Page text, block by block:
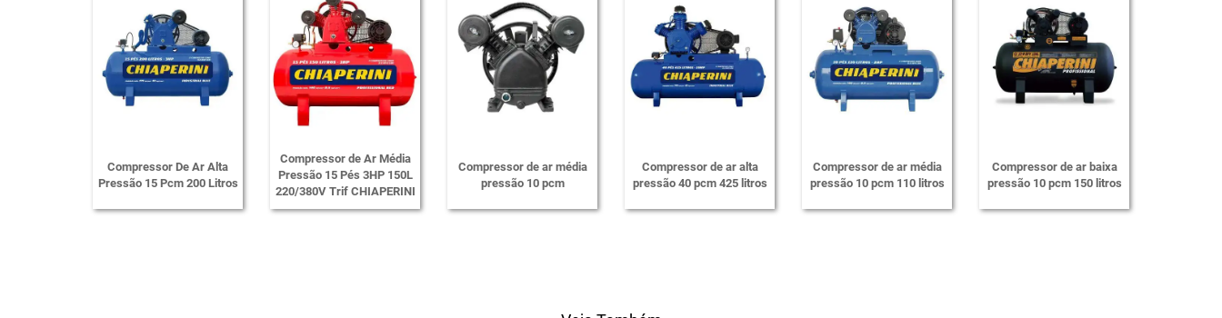
Compressor De Ar Alta
Pressão 15 Pcm 200 Litros
Compressor de Ar Média
Pressão 15 Pés 3HP 150L
220/380V Trif CHIAPERINI
Compressor de ar média
pressão 10 pcm
Compressor de ar alta
pressão 40 pcm 425 litros
Compressor de ar média
pressão 10 pcm 110 litros
Compressor de ar baixa
pressão 10 pcm 150 litros